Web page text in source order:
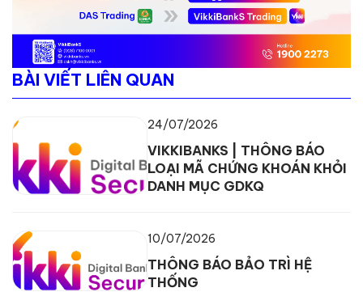
BÀI VIẾT LIÊN QUAN
24/07/2026
VIKKIBANKS | THÔNG BÁO
LOẠI MÃ CHỨNG KHOÁN KHỎI
DANH MỤC GDKQ
10/07/2026
THÔNG BÁO BẢO TRÌ HỆ
THỐNG